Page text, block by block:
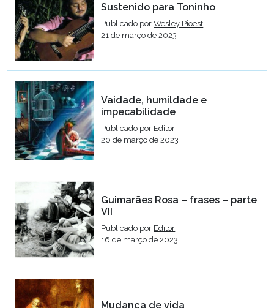
Sustenido para Toninho
Publicado porWesley Pioest
21 de março de 2023
Vaidade, humildade e
impecabilidade
Publicado por Editor
20 de março de 2023
Guimarães Rosa – frases – parte
VII
Publicado por Editor
16 de março de 2023
Mudança de vida